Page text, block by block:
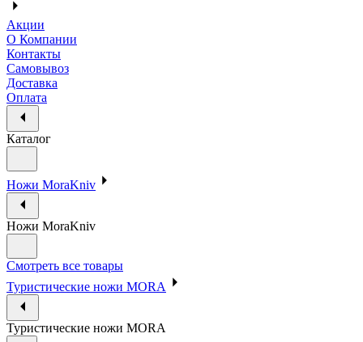
Акции
О Компании
Контакты
Самовывоз
Доставка
Оплата
Каталог
Ножи MoraKniv
Ножи MoraKniv
Смотреть все товары
Туристические ножи MORA
Туристические ножи MORA